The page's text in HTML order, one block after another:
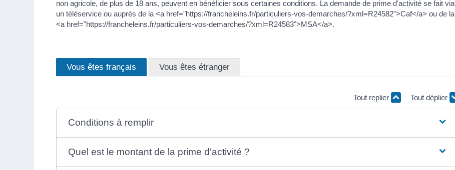
non agricole, de plus de 18 ans, peuvent en bénéficier sous certaines conditions. La demande de prime d'activité se fait via
un téléservice ou auprès de la <a href="https://francheleins.fr/particuliers-vos-demarches/?xml=R24582">Caf</a> ou de la
<a href="https://francheleins.fr/particuliers-vos-demarches/?xml=R24583">MSA</a>.
Vous êtes français Vous êtes étranger
Tout replier Tout déplier
Conditions à remplir
Quel est le montant de la prime d'activité ?